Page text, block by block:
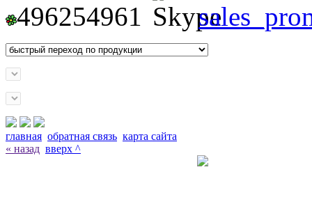
496254961
главная обратная связь карта сайта
« назад вверх ^